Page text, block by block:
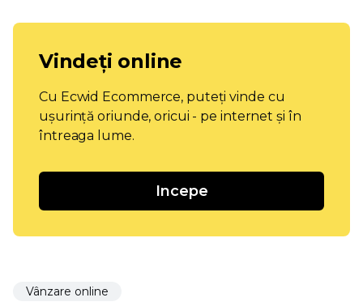
Vindeți online
Cu Ecwid Ecommerce, puteți vinde cu
ușurință oriunde, oricui - pe internet și în
întreaga lume.
Incepe
Vânzare online